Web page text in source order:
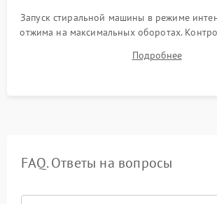
Запуск стиральной машины в режиме
отжима на максимальных оборотах.
корректности слива, отсутствия
посторонних стуков и протечек под
Подробнее
FAQ. Ответы на вопросы